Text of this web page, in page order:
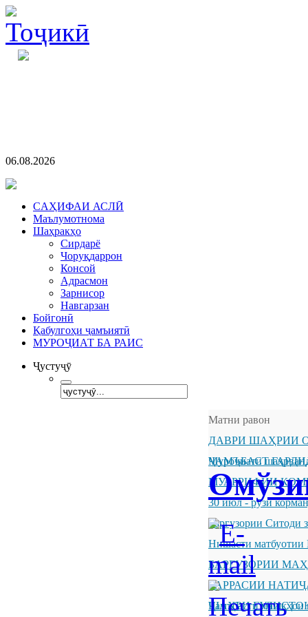
06.08.2026
CАҲИФАИ АСЛӢ
Маълумотнома
Шаҳракҳо
Сирдарё
Чоруқдаррон
Консой
Адрасмон
Зарнисор
Навгарзан
Бойгонӣ
Қабулгоҳи ҷамъиятӣ
МУРОҶИАТ БА РАИС
Ҷустуҷӯ
Матни равон
ДАВРИ ШАҲРИИ
ҶАМЪБАСТ
Муроҷиати
МУАРРИФИИ
30 июл - рӯзи
Баргузории Ситоди
Нишасти матбуотии
БАРГУЗОРИИ
БАРРАСИИ
ШАҲРИ
Ҷамъбасти машқҳои